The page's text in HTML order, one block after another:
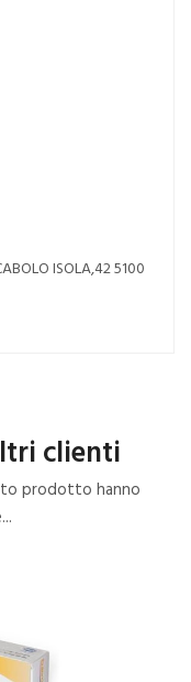
ISOLA,42 5100
clienti
prodotto hanno